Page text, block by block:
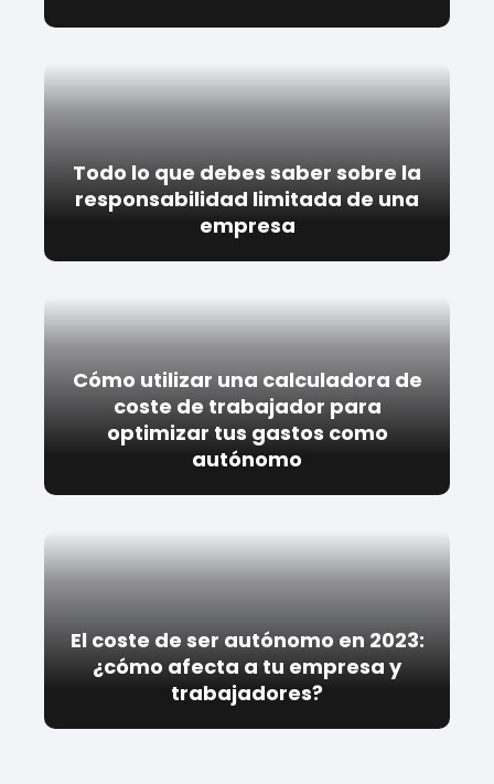
Todo lo que debes saber sobre la
responsabilidad limitada de una
empresa
Cómo utilizar una calculadora de
coste de trabajador para
optimizar tus gastos como
autónomo
El coste de ser autónomo en 2023:
¿cómo afecta a tu empresa y
trabajadores?